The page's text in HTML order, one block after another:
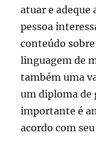
atuar e adeque
pessoa
conteúdo
linguagem de
também uma
um diploma de
importante é
acordo com